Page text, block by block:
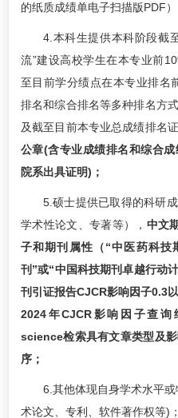
的纸质成绩单电子扫描版PDF）
4.本科生提供本科阶段截
流”建设高校学生在本专业前
至目前学分绩点在本专业排名
排名和综合排名等多种排名方
及截至目前本专业总成绩排名
公章(含专业成绩排名和综合
院系出具证明)；
5.硕士提供已取得的科研
学术性论文、专著等）， 中文
子和期刊属性（“中医药科技
刊”或“中国科技期刊卓越行动
刊引证报告CJCR影响因子0.3
2024年CJCR影响因子查
science检索具有文章类型及
序；
6.其他体现自身学术水平
术论文、专利、软件著作权等)；